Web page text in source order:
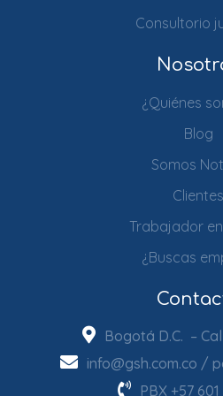
Consultorio
¿Quiénes
Blog
Somos
Clientes
Trabajador
¿Buscas
Bogotá D.C. –
info@gsh.com.co /
PBX +57